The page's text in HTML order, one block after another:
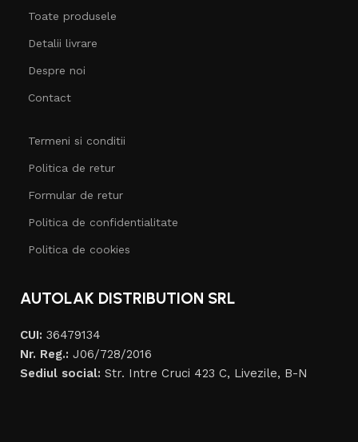
Toate produsele
Detalii livrare
Despre noi
Contact
Termeni si conditii
Politica de retur
Formular de retur
Politica de confidentialitate
Politica de cookies
AUTOLAK DISTRIBUTION SRL
CUI: 36479134
Nr. Reg.: J06/728/2016
Sediul social: Str. Intre Cruci 423 C, Livezile, B-N